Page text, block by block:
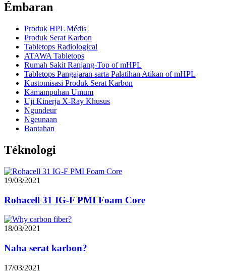
Émbaran
Produk HPL Médis
Produk Serat Karbon
Tabletops Radiological
ATAWA Tabletops
Rumah Sakit Ranjang-Top of mHPL
Tabletops Pangajaran sarta Palatihan Atikan of mHPL
Kustomisasi Produk Serat Karbon
Kamampuhan Umum
Uji Kinerja X-Ray Khusus
Ngundeur
Ngeunaan
Bantahan
Téknologi
19/03/2021
Rohacell 31 IG-F PMI Foam Core
18/03/2021
Naha serat karbon?
17/03/2021